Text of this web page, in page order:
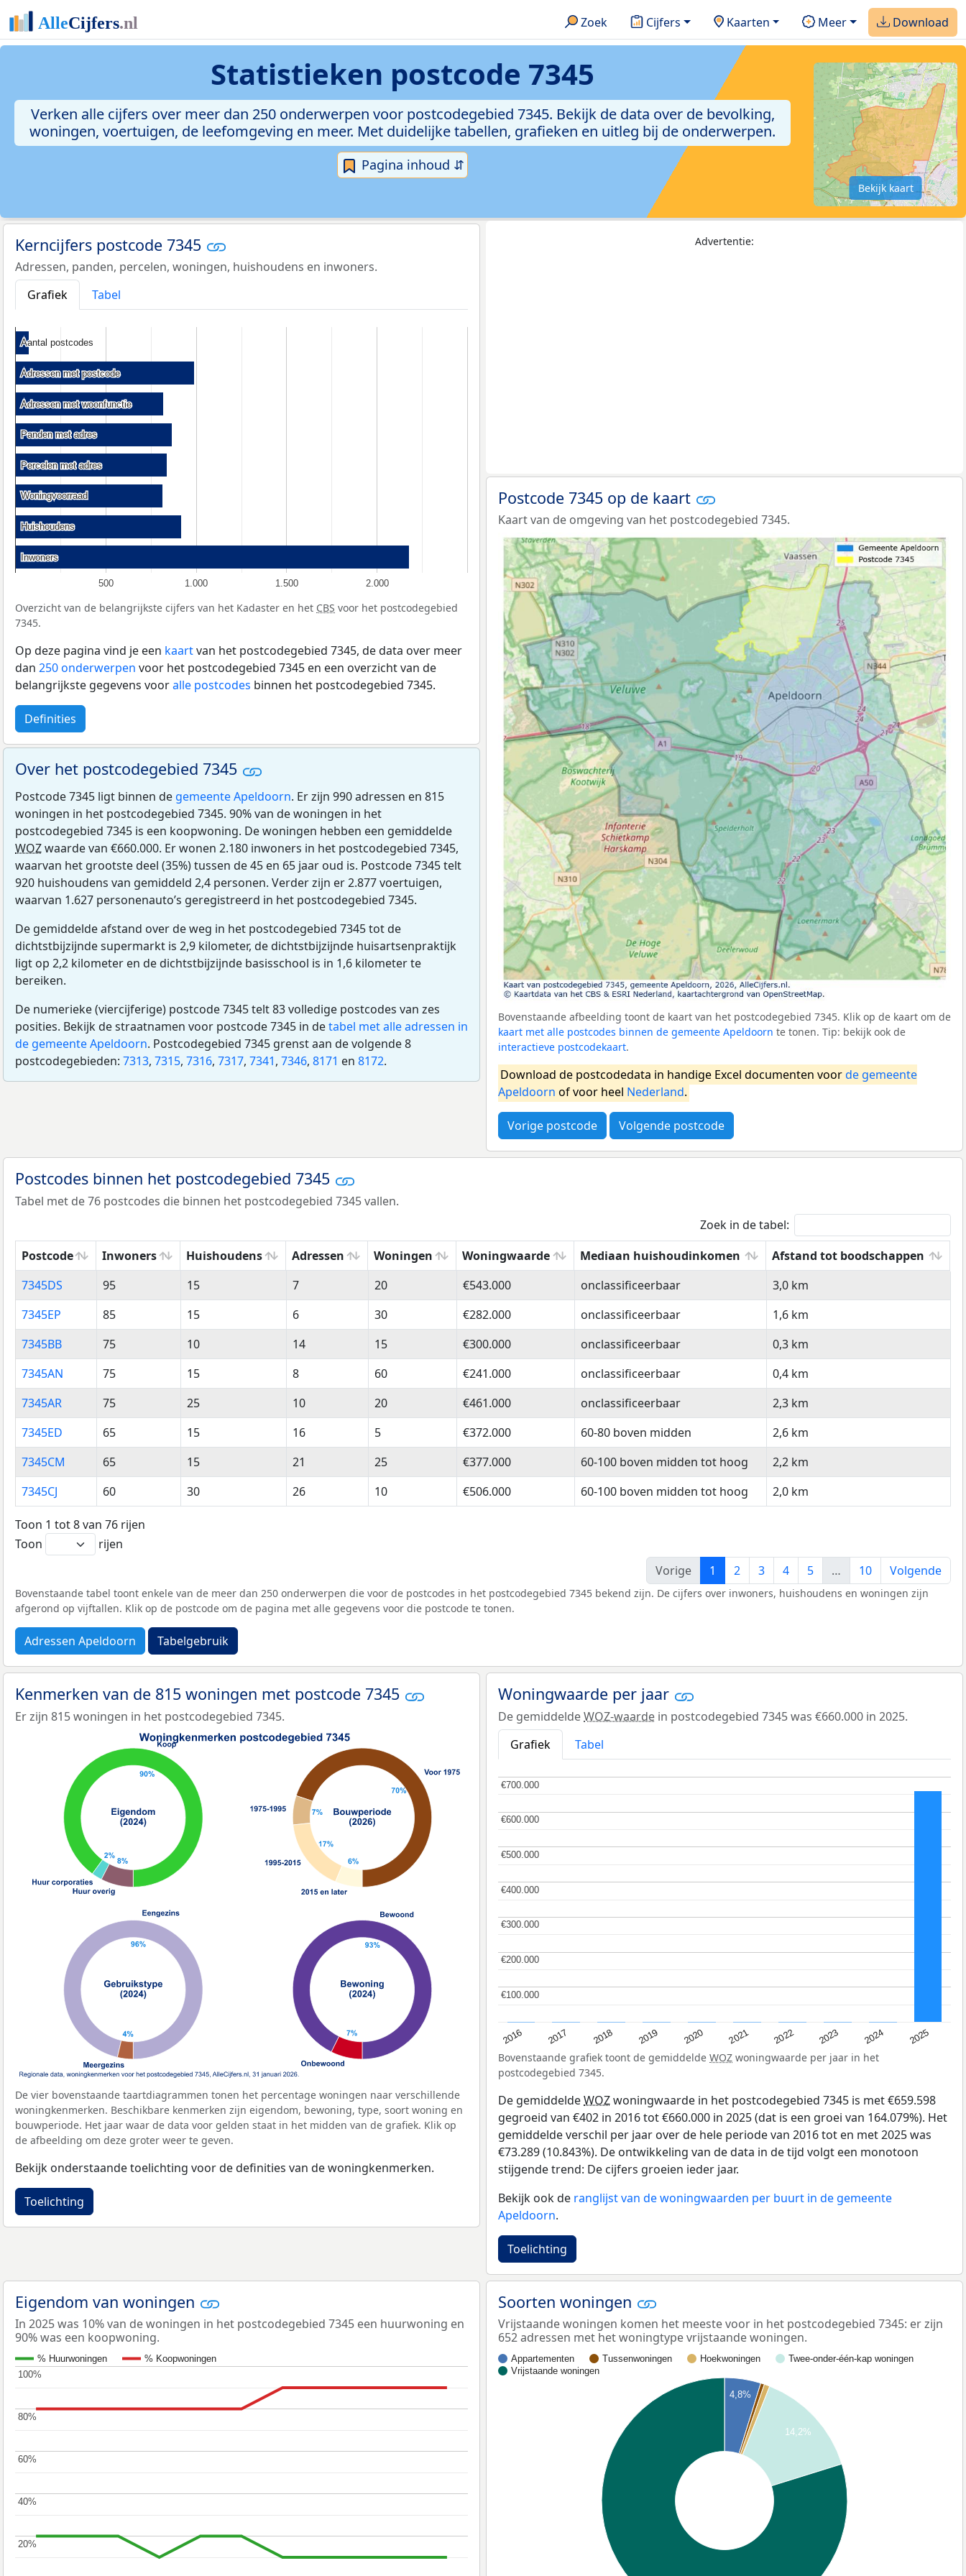
Zoek Cijfers Kaarten Meer Download
Statistieken postcode 7345
Verken alle cijfers over meer dan 250 onderwerpen voor postcodegebied 7345. Bekijk de data over de bevolking,
woningen, voertuigen, de leefomgeving en meer. Met duidelijke tabellen, grafieken en uitleg bij de onderwerpen.
Pagina inhoud ⇵
Bekijk kaart
Kerncijfers postcode 7345
Adressen, panden, percelen, woningen, huishoudens en inwoners.
Grafiek
Tabel
500 1.000 1.500 2.000
Aantal postcodes
Aantal postcodes
Adressen met postcode
Adressen met postcode
Adressen met woonfunctie
Adressen met woonfunctie
Panden met adres
Panden met adres
Percelen met adres
Percelen met adres
Woningvoorraad
Woningvoorraad
Huishoudens
Huishoudens
Inwoners
Inwoners
Overzicht van de belangrijkste cijfers van het Kadaster en het CBS voor het postcodegebied
7345.
Op deze pagina vind je een kaartvan het postcodegebied 7345, de data over meer
dan 250 onderwerpen voor het postcodegebied 7345 en een overzicht van de
belangrijkste gegevens vooralle postcodes binnen het postcodegebied 7345.
Definities
Over het postcodegebied 7345
Postcode 7345 ligt binnen de gemeente Apeldoorn. Er zijn 990 adressen en 815
woningen in het postcodegebied 7345. 90% van de woningen in het
postcodegebied 7345 is een koopwoning. De woningen hebben een gemiddelde
WOZwaarde van €660.000. Er wonen 2.180 inwoners in het postcodegebied 7345,
waarvan het grootste deel (35%) tussen de 45 en 65 jaar oud is. Postcode 7345 telt
920 huishoudens van gemiddeld 2,4 personen. Verder zijn er 2.877 voertuigen,
waarvan 1.627 personenauto’s geregistreerd in het postcodegebied 7345.
De gemiddelde afstand over de weg in het postcodegebied 7345 tot de
dichtstbijzijnde supermarkt is 2,9 kilometer, de dichtstbijzijnde huisartsenpraktijk
ligt op 2,2 kilometer en de dichtstbijzijnde basisschool is in 1,6 kilometer te
bereiken.
De numerieke (viercijferige) postcode 7345 telt 83 volledige postcodes van zes
posities. Bekijk de straatnamen voor postcode 7345 in detabel met alle adressen in
de gemeente Apeldoorn. Postcodegebied 7345 grenst aan de volgende 8
postcodegebieden: 7313, 7315, 7316, 7317, 7341, 7346, 8171 en 8172.
Advertentie:
Postcode 7345 op de kaart
Kaart van de omgeving van het postcodegebied 7345.
Bovenstaande afbeelding toont de kaart van het postcodegebied 7345. Klik op de kaart om de
kaart met alle postcodes binnen de gemeente Apeldoorn te tonen. Tip: bekijk ook de
interactieve postcodekaart.
Download de postcodedata in handige Excel documenten voorde gemeente
Apeldoorn of voor heel Nederland.
Vorige postcode Volgende postcode
Postcodes binnen het postcodegebied 7345
Tabel met de 76 postcodes die binnen het postcodegebied 7345 vallen.
Zoek in de tabel:
Postcode
Inwoners Huishoudens Adressen Woningen Woningwaarde Mediaan huishoudinkomen
Afstand tot boodschappen
Postcode
Inwoners Huishoudens Adressen Woningen Woningwaarde Mediaan huishoudinkomen Afstand tot boodschappen
7345DS 95 15 7 20 €543.000 onclassificeerbaar
3,0 km
7345EP
85 15 6 30 €282.000 onclassificeerbaar
1,6 km
7345BB
75 10 14 15 €300.000 onclassificeerbaar
0,3 km
7345AN
75 15 8 60 €241.000 onclassificeerbaar
0,4 km
7345AR
75 25 10 20 €461.000 onclassificeerbaar
2,3 km
7345ED
65 15 16 5 €372.000 60-80 boven midden
2,6 km
7345CM
65 15 21 25 €377.000 60-100 boven midden tot hoog
2,2 km
7345CJ
60 30 26 10 €506.000 60-100 boven midden tot hoog 2,0 km
Toon 1 tot 8 van 76 rijen
Toon
rijen
Vorige
1 2 3 4 5 … 10 Volgende
Bovenstaande tabel toont enkele van de meer dan 250 onderwerpen die voor de postcodes in het postcodegebied 7345 bekend zijn. De cijfers over inwoners, huishoudens en woningen zijn
afgerond op vijftallen. Klik op de postcode om de pagina met alle gegevens voor die postcode te tonen.
Adressen Apeldoorn Tabelgebruik
Kenmerken van de 815 woningen met postcode 7345
Er zijn 815 woningen in het postcodegebied 7345.
De vier bovenstaande taartdiagrammen tonen het percentage woningen naar verschillende
woningkenmerken. Beschikbare kenmerken zijn eigendom, bewoning, type, soort woning en
bouwperiode. Het jaar waar de data voor gelden staat in het midden van de grafiek. Klik op
de afbeelding om deze groter weer te geven.
Bekijk onderstaande toelichting voor de definities van de woningkenmerken.
Toelichting
Woningwaarde per jaar
De gemiddeldeWOZ-waarde in postcodegebied 7345 was €660.000 in 2025.
Grafiek
Tabel
2016 2017 2018 2019 2020 2021 2022 2023 2024 2025
€100.000
€100.000
€200.000
€200.000
€300.000
€300.000
€400.000
€400.000
€500.000
€500.000
€600.000
€600.000
€700.000
€700.000
Bovenstaande grafiek toont de gemiddelde WOZ woningwaarde per jaar in het
postcodegebied 7345.
De gemiddeldeWOZwoningwaarde in het postcodegebied 7345 is met €659.598
gegroeid van €402 in 2016 tot €660.000 in 2025 (dat is een groei van 164.079%). Het
gemiddelde verschil per jaar over de hele periode van 2016 tot en met 2025 was
€73.289 (10.843%). De ontwikkeling van de data in de tijd volgt een monotoon
stijgende trend: De cijfers groeien ieder jaar.
Bekijk ook de ranglijst van de woningwaarden per buurt in de gemeente
Apeldoorn.
Toelichting
Eigendom van woningen
In 2025 was 10% van de woningen in het postcodegebied 7345 een huurwoning en
90% was een koopwoning.
% Huurwoningen % Koopwoningen
20%
20%
40%
40%
60%
60%
80%
80%
100%
100%
Soorten woningen
Vrijstaande woningen komen het meeste voor in het postcodegebied 7345: er zijn
652 adressen met het woningtype vrijstaande woningen.
Appartementen Tussenwoningen Hoekwoningen
Twee-onder-één-kap woningen
Vrijstaande woningen
4,8%
14,2%